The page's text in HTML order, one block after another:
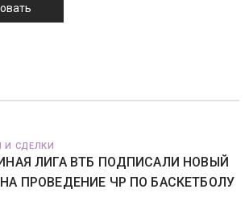
И СДЕЛКИ
ЛИГА ВТБ ПОДПИСАЛИ НОВЫЙ
ПРОВЕДЕНИЕ ЧР ПО БАСКЕТБОЛУ